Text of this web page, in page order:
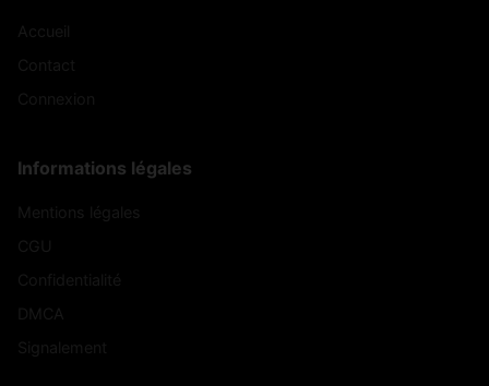
Informations légales